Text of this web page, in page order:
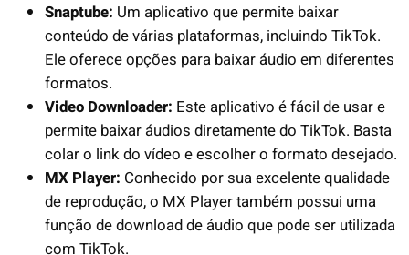
Snaptube: Um aplicativo que permite baixar
conteúdo de várias plataformas, incluindo TikTok.
Ele oferece opções para baixar áudio em diferentes
formatos.
Video Downloader: Este aplicativo é fácil de usar e
permite baixar áudios diretamente do TikTok. Basta
colar o link do vídeo e escolher o formato desejado.
MX Player: Conhecido por sua excelente qualidade
de reprodução, o MX Player também possui uma
função de download de áudio que pode ser utilizada
com TikTok.